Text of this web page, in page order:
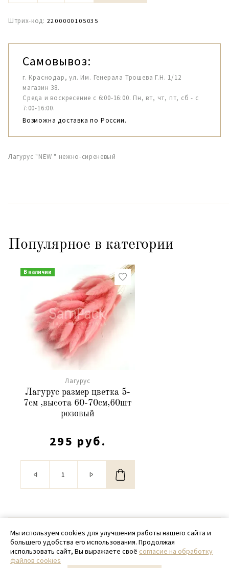
Штрих-код: 2200000105035
Самовывоз:
г. Краснодар, ул. Им. Генерала Трошева Г.Н. 1/12
магазин 38.
Среда и воскресение с 6:00-16:00. Пн, вт, чт, пт, сб - с
7:00-16:00.
Возможна доставка по России.
Лагурус "NEW " нежно-сиреневый
Популярное в категории
В наличии
Лагурус
Лагурус размер цветка 5-
7см ,высота 60-70см,60шт
розовый
295 руб.
© 2020 - 2026 SamPack
+ 7 (918) 699-97-87
zakaz@sampack.store
Мы используем cookies для улучшения работы нашего сайта и
большего удобства его использования. Продолжая
использовать сайт, Вы выражаете своё согласие на обработку
файлов cookies